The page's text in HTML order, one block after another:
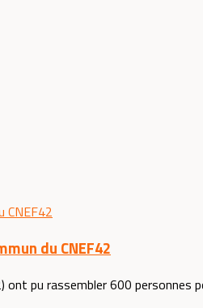
du CNEF42
ont pu rassembler 600 personnes